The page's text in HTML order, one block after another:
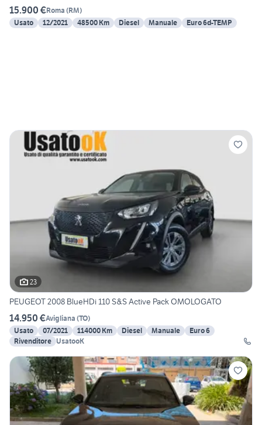
15.900 €Roma (RM)
Usato
12/2021 48500 Km Diesel Manuale Euro 6d-TEMP
23
PEUGEOT 2008 BlueHDi 110 S&S Active Pack OMOLOGATO
14.950 €Avigliana (TO)
Usato
07/2021 114000 Km Diesel Manuale
Euro 6
Rivenditore UsatooK